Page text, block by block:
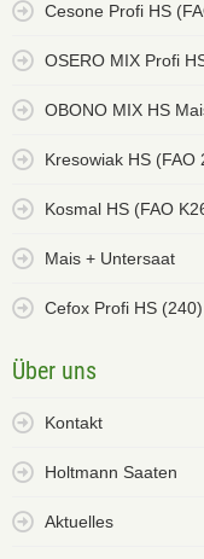
Cesone Profi HS
OSERO MIX Profi
OBONO MIX HS
Kresowiak HS (FAO
Kosmal HS (FAO
Mais + Untersaat
Cefox Profi HS (240)
Über uns
Kontakt
Holtmann Saaten
Aktuelles